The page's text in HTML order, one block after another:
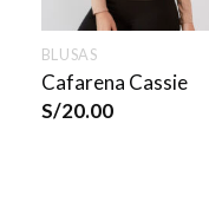
BLUSAS
Cafarena Cassie
S/20.00